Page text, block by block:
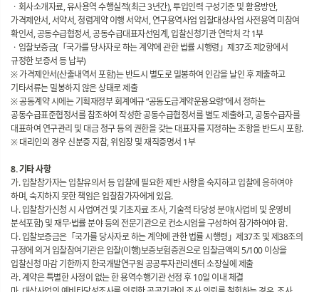
ㆍ회사소개자료, 유사용역 수행실적(최근 3년간), 투입인력 구성기준 및 활용방안,
가격제안서, 서약서, 청렴계약 이행 서약서, 연구용역사업 입찰대상사업 사전용역 미참여
확인서, 공동수급협정서, 공동수급대표자선임계, 입찰신청기관 연락처 각 1부
ㆍ입찰보증금(「국가를 당사자로 하는 계약에 관한 법률 시행령」제37조 제2항에서
규정한 보증서 등 납부)
※ 가격제안서(산출내역서 포함)는 반드시 별도로 밀봉하여 인감을 날인 후 제출하고
기타서류는 밀봉하지 않은 상태로 제출
※ 공동계약 시에는 기획재정부 회계예규 “공동도급계약운용요령”에서 정하는
공동수급표준협정서를 참조하여 작성한 공동수급협정서를 별도 제출하고, 공동수급자를
대표하여 연구관리 및 대금 청구 등의 권한을 갖는 대표자를 지정하는 조항을 반드시 포함.
※ 대리인의 경우 신분증 지참, 위임장 및 재직증명서 1부
8. 기타 사항
가. 입찰참가자는 입찰유의서 등 입찰에 필요한 제반 사항을 숙지하고 입찰에 응하여야
하며, 숙지하지 못한 책임은 입찰참가자에게 있음.
나. 입찰참가신청 시 사업여건 및 기초자료 조사, 기술적 타당성 분야(사업비 및 운영비
분석포함) 및 재무·법률 분야 등의 전문기관으로 컨소시엄을 구성하여 참가하여야 함.
다. 입찰보증금은「국가를 당사자로 하는 계약에 관한 법률 시행령」제37조 및 제38조의
규정에 의거 입찰참여기관은 입찰(이행)보증보험증권으로 입찰금액의 5/100 이상을
입찰신청 마감 기한까지 한국개발연구원 공공투자관리센터 소장실에 제출
라. 계약은 특별한 사정이 없는 한 용역수행기관 선정 후 10일 이내 체결